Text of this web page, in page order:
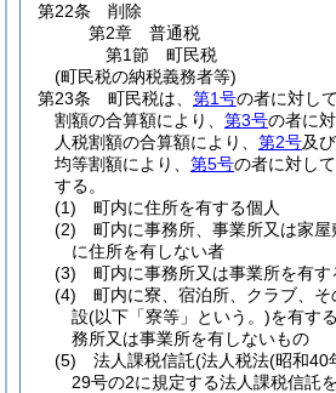
第22条
削除
第2章
普通税
第1節
町民税
(町民税の納税義務者等)
第23条
町民税は、 第1号の者に対し
割額の合算額により、 第3号の者に
人税割額の合算額により、 第2号及び
均等割額により、 第5号の者に対し
する。
(1)
町内に住所を有する個人
(2)
町内に事務所、事業所又は家
に住所を有しない者
(3)
町内に事務所又は事業所を有す
(4)
町内に寮、宿泊所、クラブ、
設(以下「寮等」という。)を有す
務所又は事業所を有しないもの
(5)
法人課税信託(法人税法(昭和40
29号の2に規定する法人課税信託